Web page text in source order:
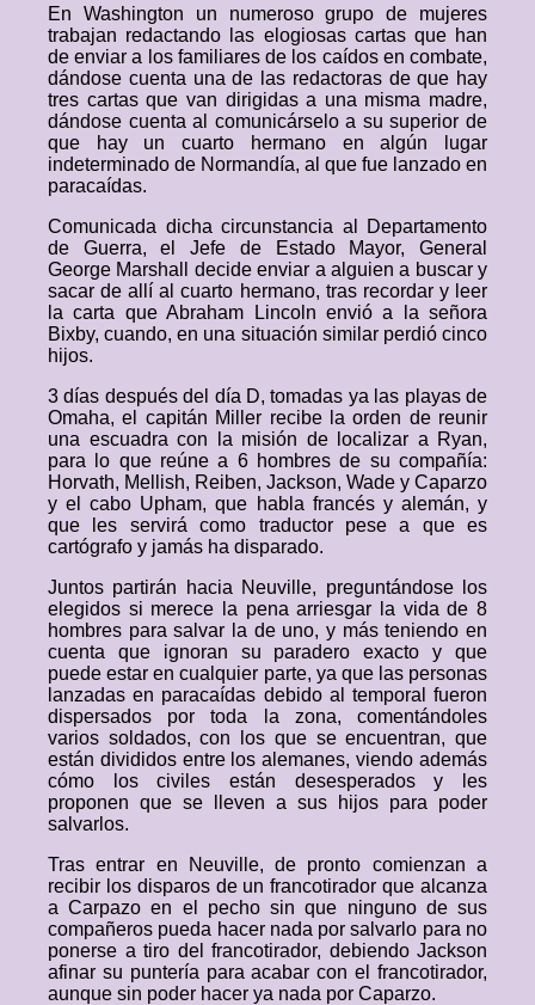
En Washington un numeroso grupo de mujeres
trabajan redactando las elogiosas cartas que han
de enviar a los familiares de los caídos en combate,
dándose cuenta una de las redactoras de que hay
tres cartas que van dirigidas a una misma madre,
dándose cuenta al comunicárselo a su superior de
que hay un cuarto hermano en algún lugar
indeterminado de Normandía, al que fue lanzado en
paracaídas.
Comunicada dicha circunstancia al Departamento
de Guerra, el Jefe de Estado Mayor, General
George Marshall decide enviar a alguien a buscar y
sacar de allí al cuarto hermano, tras recordar y leer
la carta que Abraham Lincoln envió a la señora
Bixby, cuando, en una situación similar perdió cinco
hijos.
3 días después del día D, tomadas ya las playas de
Omaha, el capitán Miller recibe la orden de reunir
una escuadra con la misión de localizar a Ryan,
para lo que reúne a 6 hombres de su compañía:
Horvath, Mellish, Reiben, Jackson, Wade y Caparzo
y el cabo Upham, que habla francés y alemán, y
que les servirá como traductor pese a que es
cartógrafo y jamás ha disparado.
Juntos partirán hacia Neuville, preguntándose los
elegidos si merece la pena arriesgar la vida de 8
hombres para salvar la de uno, y más teniendo en
cuenta que ignoran su paradero exacto y que
puede estar en cualquier parte, ya que las personas
lanzadas en paracaídas debido al temporal fueron
dispersados por toda la zona, comentándoles
varios soldados, con los que se encuentran, que
están divididos entre los alemanes, viendo además
cómo los civiles están desesperados y les
proponen que se lleven a sus hijos para poder
salvarlos.
Tras entrar en Neuville, de pronto comienzan a
recibir los disparos de un francotirador que alcanza
a Carpazo en el pecho sin que ninguno de sus
compañeros pueda hacer nada por salvarlo para no
ponerse a tiro del francotirador, debiendo Jackson
afinar su puntería para acabar con el francotirador,
aunque sin poder hacer ya nada por Caparzo.